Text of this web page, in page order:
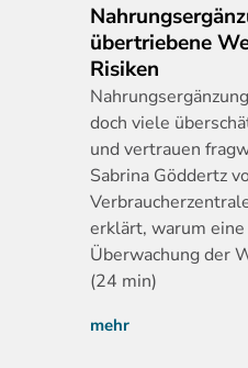
übertriebene
Risiken
Nahrungserg
doch viele
und vertrauen
Sabrina Göddertz
erklärt, warum
Überwachung der
(24 min)
mehr